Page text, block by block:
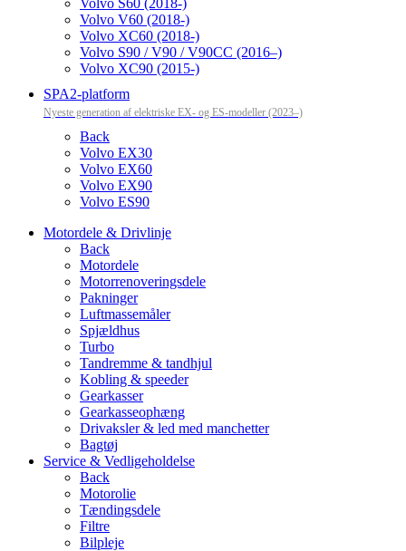
Volvo V60 (2018-)
Volvo XC60 (2018-)
Volvo S90 / V90 / V90CC (2016–)
Volvo XC90 (2015-)
SPA2-platform
Nyeste generation af elektriske EX- og ES-modeller (2023–)
Back
Volvo EX30
Volvo EX60
Volvo EX90
Volvo ES90
Motordele & Drivlinje
Back
Motordele
Motorrenoveringsdele
Pakninger
Luftmassemåler
Spjældhus
Turbo
Tandremme & tandhjul
Kobling & speeder
Gearkasser
Gearkasseophæng
Drivaksler & led med manchetter
Bagtøj
Service & Vedligeholdelse
Back
Motorolie
Tændingsdele
Filtre
Bilpleje